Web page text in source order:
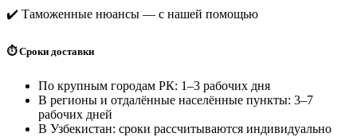
✔️ Таможенные нюансы — с нашей помощью
⏱️ Сроки доставки
По крупным городам РК: 1–3 рабочих дня
В регионы и отдалённые населённые пункты: 3–7
рабочих дней
В Узбекистан: сроки рассчитываются индивидуально